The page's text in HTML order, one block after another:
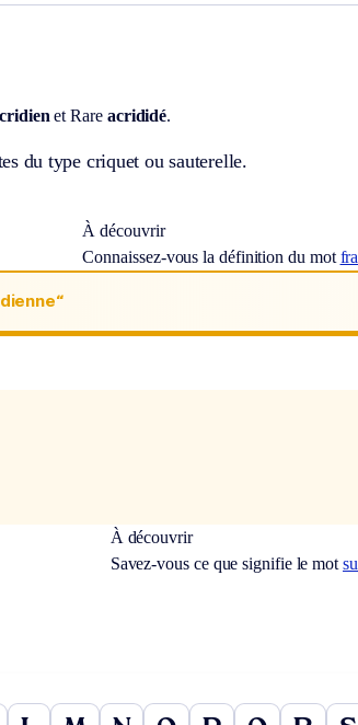
etRare acrididé.
du type criquet ou sauterelle.
À découvrir
Connaissez-vous la définition du mot
À découvrir
Savez-vous ce que signifie le mot